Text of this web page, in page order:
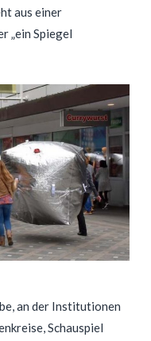
aus einer
„ein Spiegel
an der Institutionen
Schauspiel